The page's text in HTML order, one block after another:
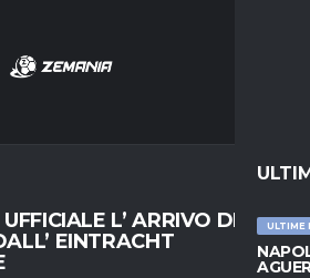
ULTIME
L’ ARRIVO DI
EINTRACHT